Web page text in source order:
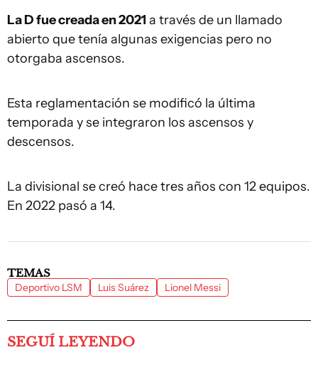
La D fue creada en 2021 a través de un llamado
abierto que tenía algunas exigencias pero no
otorgaba ascensos.
Esta reglamentación se modificó la última
temporada y se integraron los ascensos y
descensos.
La divisional se creó hace tres años con 12 equipos.
En 2022 pasó a 14.
TEMAS
Deportivo LSM Luis Suárez Lionel Messi
SEGUÍ LEYENDO